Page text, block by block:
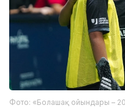
Фото: «Болашақ ойындары –